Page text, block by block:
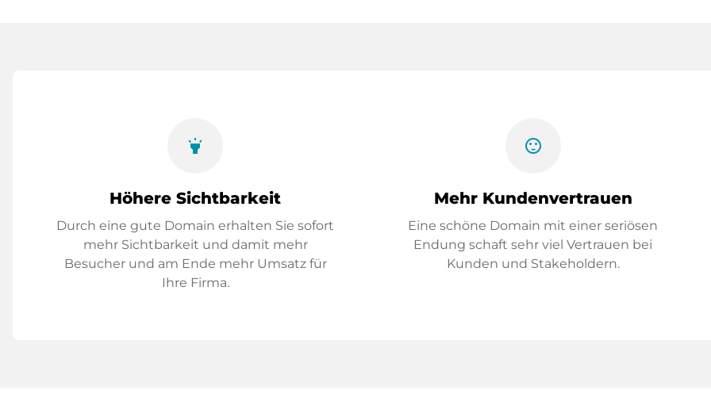
highlight
Höhere Sichtbarkeit
Durch eine gute Domain erhalten Sie sofort
mehr Sichtbarkeit und damit mehr
Besucher und am Ende mehr Umsatz für
Ihre Firma.
sentiment_satisfied
Mehr Kundenvertrauen
Eine schöne Domain mit einer seriösen
Endung schaft sehr viel Vertrauen bei
Kunden und Stakeholdern.